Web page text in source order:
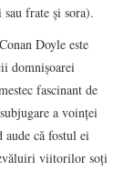
frate și sora).
Doyle este
domnișoarei
fascinant de
a voinței
aude că fostul ei
viitorilor soți